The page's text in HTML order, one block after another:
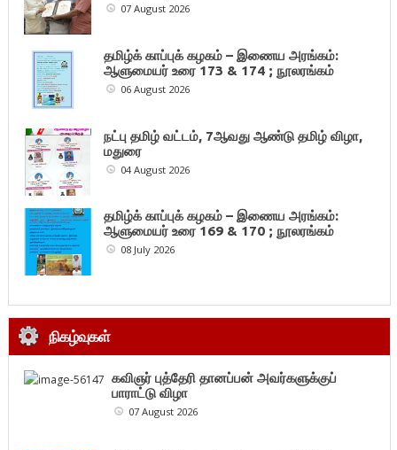
07 August 2026
தமிழ்க் காப்புக் கழகம் – இணைய அரங்கம்:
ஆளுமையர் உரை 173 & 174 ; நூலரங்கம்
06 August 2026
நட்பு தமிழ் வட்டம், 7ஆவது ஆண்டு தமிழ் விழா,
மதுரை
04 August 2026
தமிழ்க் காப்புக் கழகம் – இணைய அரங்கம்:
ஆளுமையர் உரை 169 & 170 ; நூலரங்கம்
08 July 2026
நிகழ்வுகள்
கவிஞர் புத்தேரி தானப்பன் அவர்களுக்குப்
பாராட்டு விழா
07 August 2026